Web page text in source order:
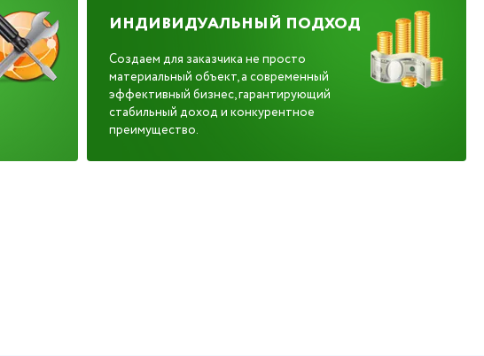
ИНДИВИДУАЛЬНЫЙ ПОДХОД
Создаем для заказчика не просто
материальный объект, а современный
эффективный бизнес, гарантирующий
стабильный доход и конкурентное
преимущество.